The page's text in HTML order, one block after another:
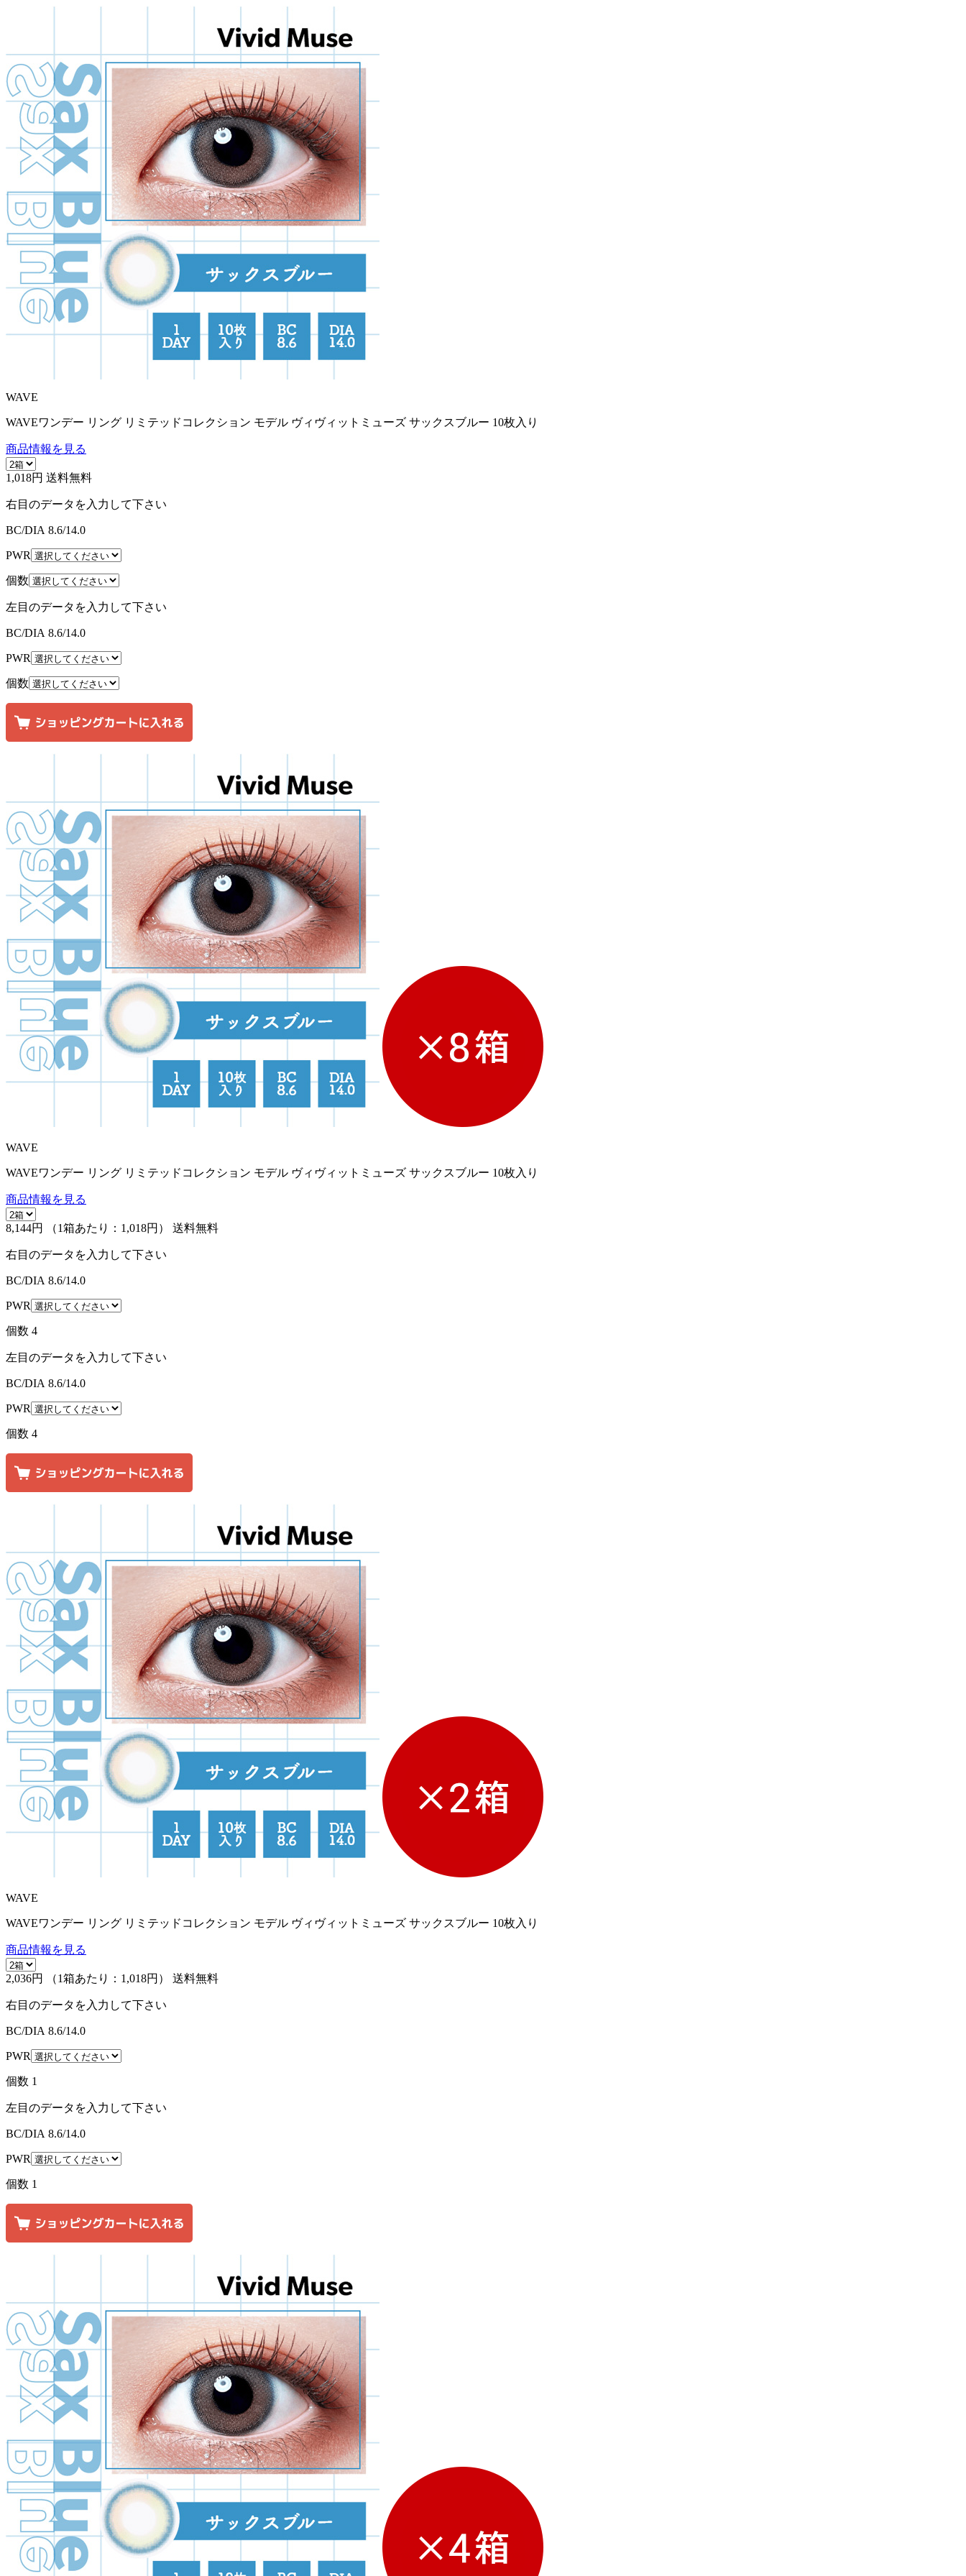
WAVE
WAVEワンデー リング リミテッドコレクション モデル ヴィヴィットミューズ サックスブルー 10枚入り
商品情報を見る
1,018円 送料無料
右目のデータを入力して下さい
BC/DIA 8.6/14.0
PWR
個数
左目のデータを入力して下さい
BC/DIA 8.6/14.0
PWR
個数
WAVE
WAVEワンデー リング リミテッドコレクション モデル ヴィヴィットミューズ サックスブルー 10枚入り
商品情報を見る
8,144円 （1箱あたり： 1,018円 ） 送料無料
右目のデータを入力して下さい
BC/DIA 8.6/14.0
PWR
個数 4
左目のデータを入力して下さい
BC/DIA 8.6/14.0
PWR
個数 4
WAVE
WAVEワンデー リング リミテッドコレクション モデル ヴィヴィットミューズ サックスブルー 10枚入り
商品情報を見る
2,036円 （1箱あたり： 1,018円 ） 送料無料
右目のデータを入力して下さい
BC/DIA 8.6/14.0
PWR
個数 1
左目のデータを入力して下さい
BC/DIA 8.6/14.0
PWR
個数 1